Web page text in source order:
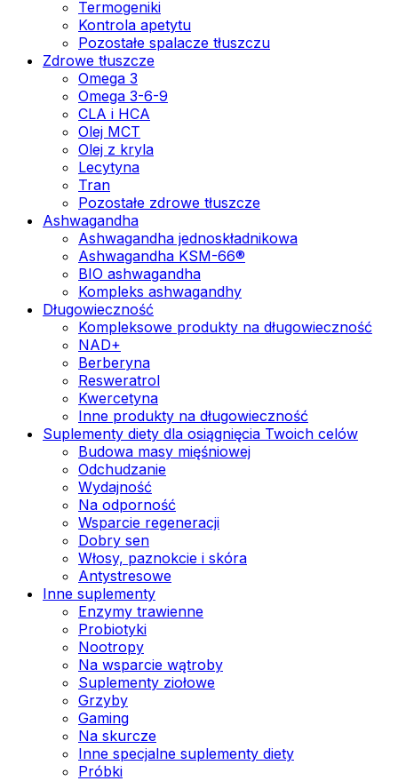
Termogeniki
Kontrola apetytu
Pozostałe spalacze tłuszczu
Zdrowe tłuszcze
Omega 3
Omega 3-6-9
CLA i HCA
Olej MCT
Olej z kryla
Lecytyna
Tran
Pozostałe zdrowe tłuszcze
Ashwagandha
Ashwagandha jednoskładnikowa
Ashwagandha KSM-66®
BIO ashwagandha
Kompleks ashwagandhy
Długowieczność
Kompleksowe produkty na długowieczność
NAD+
Berberyna
Resweratrol
Kwercetyna
Inne produkty na długowieczność
Suplementy diety dla osiągnięcia Twoich celów
Budowa masy mięśniowej
Odchudzanie
Wydajność
Na odporność
Wsparcie regeneracji
Dobry sen
Włosy, paznokcie i skóra
Antystresowe
Inne suplementy
Enzymy trawienne
Probiotyki
Nootropy
Na wsparcie wątroby
Suplementy ziołowe
Grzyby
Gaming
Na skurcze
Inne specjalne suplementy diety
Próbki